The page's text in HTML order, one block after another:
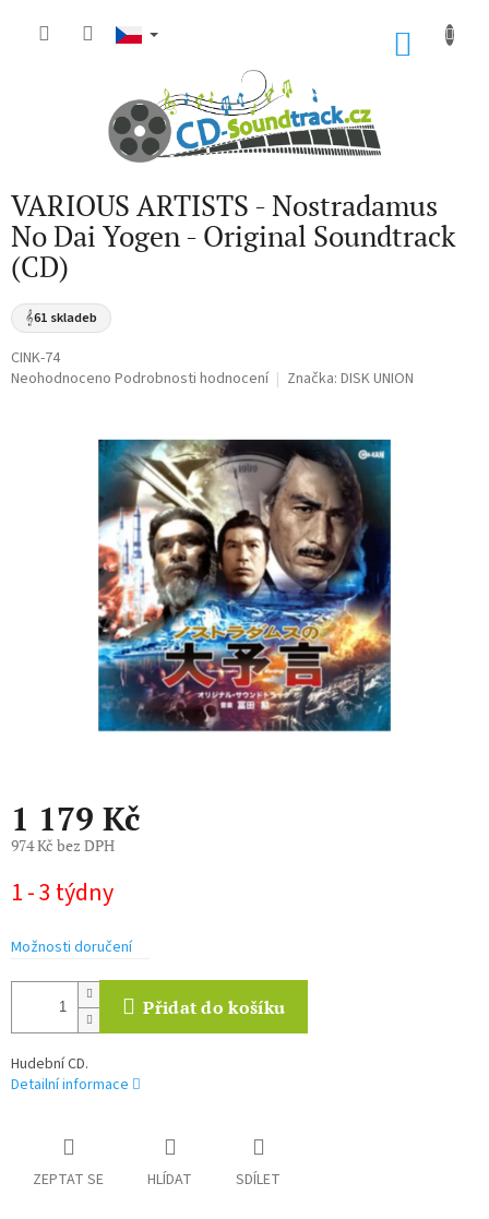
VARIOUS ARTISTS - Nostradamus
No Dai Yogen - Original Soundtrack
(CD)
𝄞61 skladeb
CINK-74
Průměrné
Neohodnoceno Podrobnosti hodnocení Značka: DISK UNION
1 179 Kč
974 Kč bez DPH
cena:
1 - 3 týdny
Možnosti doručení
Přidat do košíku
Hudební CD.
Detailní informace
ZEPTAT SE HLÍDAT SDÍLET